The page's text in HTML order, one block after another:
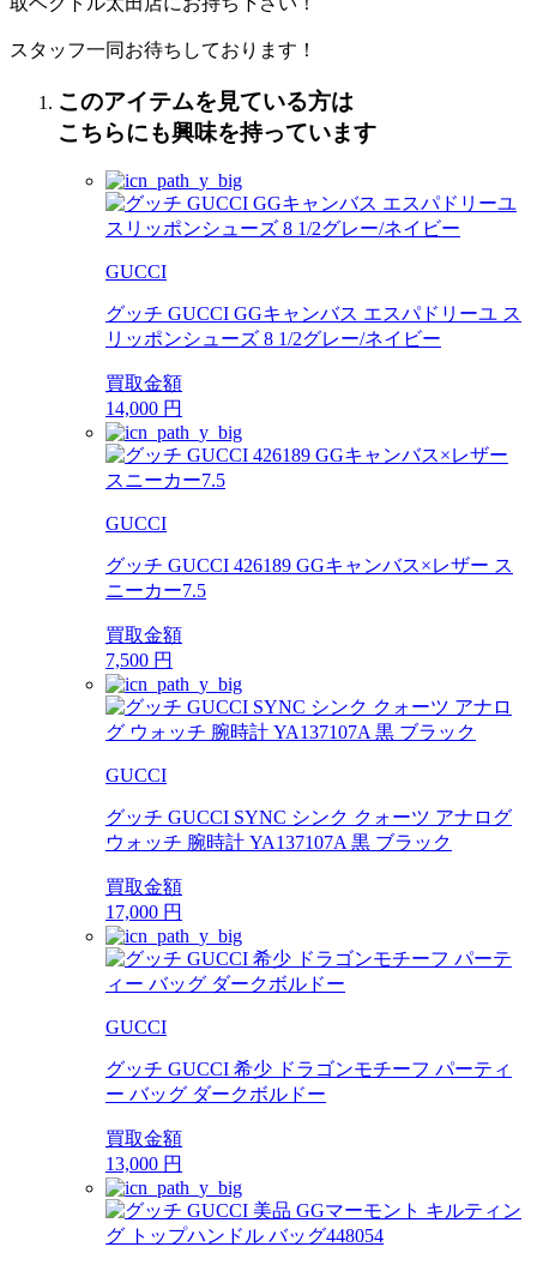
スタッフ一同お待ちしております！
このアイテムを見ている方は
こちらにも興味を持っています
GUCCI
グッチ GUCCI GGキャンバス エスパドリーユ ス
リッポンシューズ 8 1/2グレー/ネイビー
買取金額
14,000 円
GUCCI
グッチ GUCCI 426189 GGキャンバス×レザー ス
ニーカー7.5
買取金額
7,500 円
GUCCI
グッチ GUCCI SYNC シンク クォーツ アナログ
ウォッチ 腕時計 YA137107A 黒 ブラック
買取金額
17,000 円
GUCCI
グッチ GUCCI 希少 ドラゴンモチーフ パーティ
ー バッグ ダークボルドー
買取金額
13,000 円